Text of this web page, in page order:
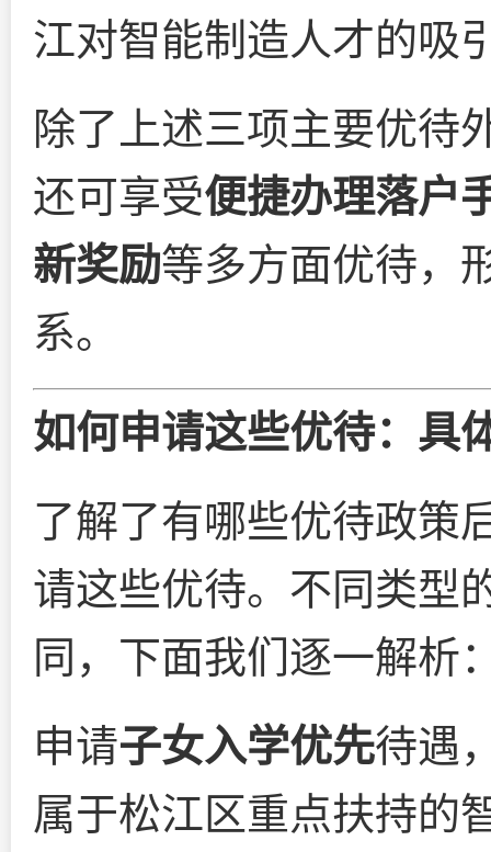
江对智能制造人才的吸
除了上述三项主要优待
还可享受便捷办理落户
新奖励等多方面优待，
系。
如何申请这些优待：具
了解了有哪些优待政策
请这些优待。不同类型
同，下面我们逐一解析
申请子女入学优先待遇
属于松江区重点扶持的